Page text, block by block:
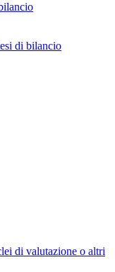
di bilancio
di valutazione o altri